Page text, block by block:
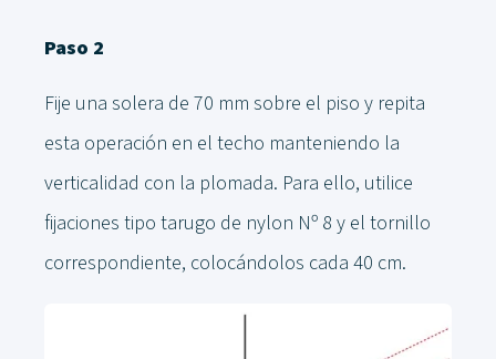
Paso 2
Fije una solera de 70 mm sobre el piso y repita
esta operación en el techo manteniendo la
verticalidad con la plomada. Para ello, utilice
fijaciones tipo tarugo de nylon Nº 8 y el tornillo
correspondiente, colocándolos cada 40 cm.